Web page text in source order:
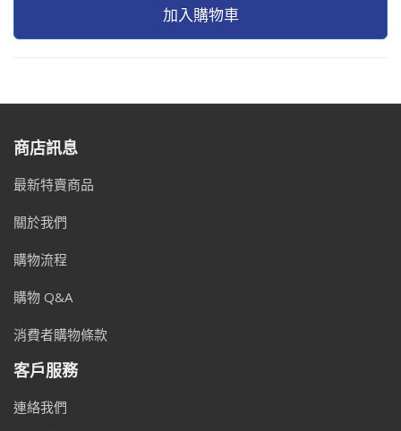
加入購物車
商店訊息
最新特賣商品
關於我們
購物流程
購物 Q&A
消費者購物條款
客戶服務
連絡我們